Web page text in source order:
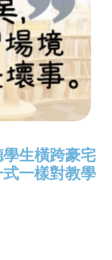
學生橫跨豪宅
一樣對教學